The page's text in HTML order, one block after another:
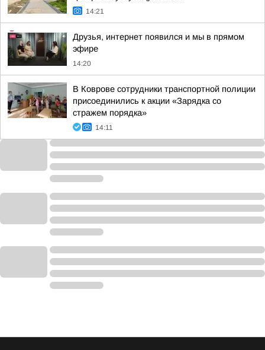
14:21
Друзья, интернет появился и мы в прямом
эфире
14:20
В Коврове сотрудники транспортной полиции
присоединились к акции «Зарядка со
стражем порядка»
14:11